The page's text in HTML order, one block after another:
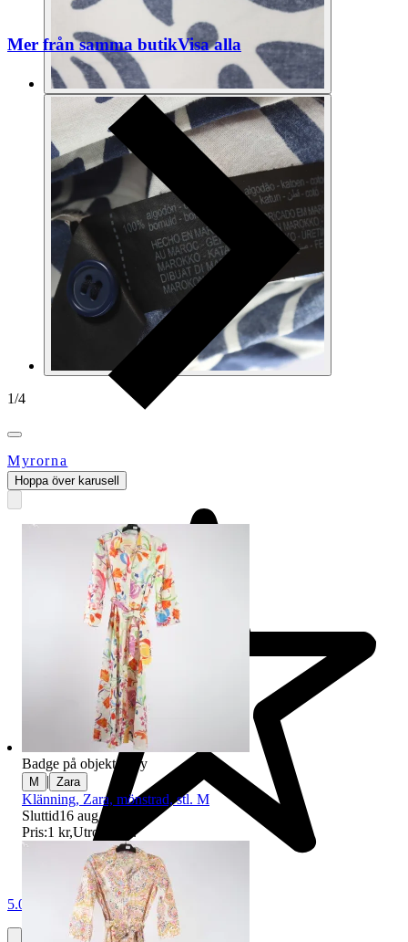
1/4
Myrorna
5.0
Mer från samma butikVisa alla
Hoppa över karusell
Badge på objektet: Ny
M | Zara
Klänning, Zara, mönstrad, stl. M
Sluttid16 aug 22:01
Pris:1 kr,Utropspris .